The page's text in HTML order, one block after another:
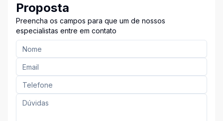
Proposta
Preencha os campos para que um de nossos
especialistas entre em contato